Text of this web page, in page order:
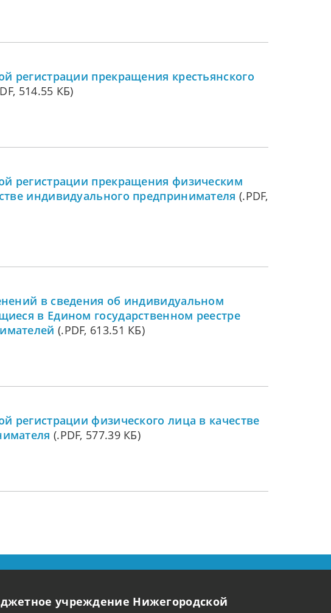
регистрации прекращения крестьянского
514.55 КБ)
регистрации прекращения физическим
индивидуального предпринимателя (.PDF,
в сведения об индивидуальном
в Едином государственном реестре
(.PDF, 613.51 КБ)
регистрации физического лица в качестве
(.PDF, 577.39 КБ)
учреждение Нижегородской